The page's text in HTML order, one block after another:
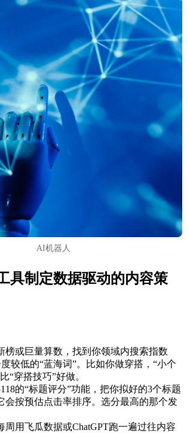
AI机器人
具制定数据驱动的内容策
榜或巨量算数，找到你领域内搜索指数
较低的“蓝海词”。比如你做穿搭，“小个
“穿搭技巧”好做。
的“标题评分”功能，把你拟好的3个标题
会按预估点击率排序。选分最高的那个发
周用飞瓜数据或ChatGPT跑一遍过往内容